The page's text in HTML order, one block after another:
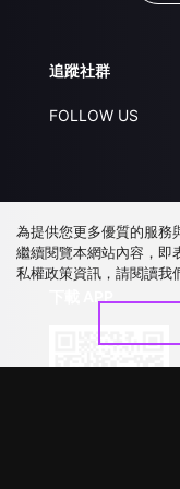
追蹤社群
FOLLOW US
為提供您更多優質的服
繼續閱覽本網站內容，即
私權政策資訊，請閱讀我